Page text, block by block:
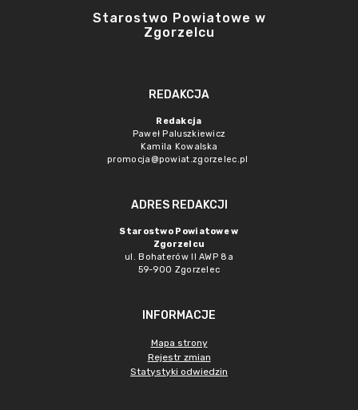
Starostwo Powiatowe w
Zgorzelcu
REDAKCJA
Redakcja
Paweł Paluszkiewicz
Kamila Kowalska
promocja@powiat.zgorzelec.pl
ADRES REDAKCJI
Starostwo Powiatowe w
Zgorzelcu
ul. Bohaterów II AWP 8a
59-900 Zgorzelec
INFORMACJE
Mapa strony
Rejestr zmian
Statystyki odwiedzin